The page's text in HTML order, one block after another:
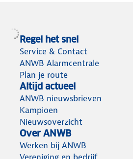
Regel het snel
Service & Contact
ANWB Alarmcentrale
Plan je route
Altijd actueel
ANWB nieuwsbrieven
Kampioen
Nieuwsoverzicht
Over ANWB
Werken bij ANWB